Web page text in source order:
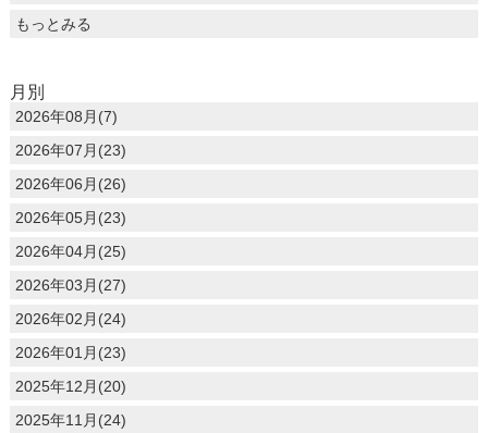
もっとみる
月別
2026年08月(7)
2026年07月(23)
2026年06月(26)
2026年05月(23)
2026年04月(25)
2026年03月(27)
2026年02月(24)
2026年01月(23)
2025年12月(20)
2025年11月(24)